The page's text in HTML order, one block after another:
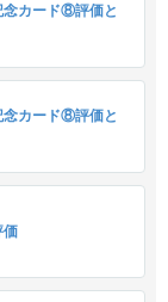
念カード⑧評価と
念カード⑧評価と
価